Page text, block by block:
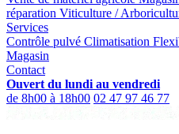
réparation Viticulture /
Services
Contrôle pulvé Climatisation
Magasin
Contact
Ouvert du lundi au vendredi
de 8h00 à 18h00 02 47 97 46 77